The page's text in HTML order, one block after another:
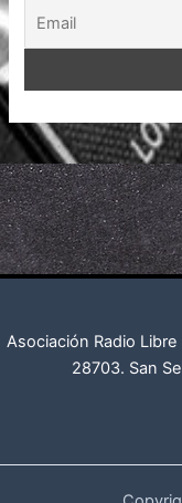
Asociación Radio
28703. San